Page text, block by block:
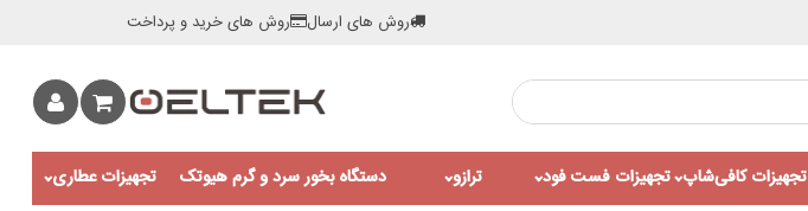
روش های ارسال روش های خرید و پرداخت
تجهیزات کافی‌شاپ تجهیزات فست فود ترازو دستگاه بخور سرد و گرم هیوتک تجهیزات عطاری